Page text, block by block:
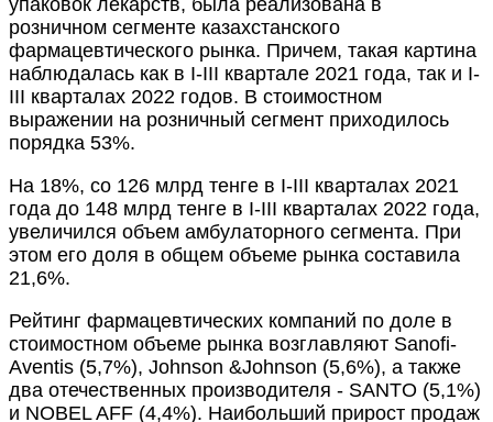
упаковок лекарств, была реализована в
розничном сегменте казахстанского
фармацевтического рынка. Причем, такая картина
наблюдалась как в I-III квартале 2021 года, так и I-
III кварталах 2022 годов. В стоимостном
выражении на розничный сегмент приходилось
порядка 53%.
На 18%, со 126 млрд тенге в I-III кварталах 2021
года до 148 млрд тенге в I-III кварталах 2022 года,
увеличился объем амбулаторного сегмента. При
этом его доля в общем объеме рынка составила
21,6%.
Рейтинг фармацевтических компаний по доле в
стоимостном объеме рынка возглавляют Sanofi-
Aventis (5,7%), Johnson &Johnson (5,6%), а также
два отечественных производителя - SANTO (5,1%)
и NOBEL AFF (4,4%). Наибольший прирост продаж